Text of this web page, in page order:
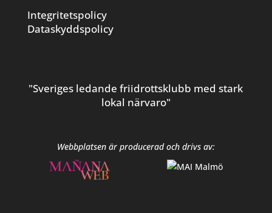
Integritetspolicy
Dataskyddspolicy
"Sveriges ledande friidrottsklubb med stark
lokal närvaro"
Webbplatsen är producerad och drivs av: